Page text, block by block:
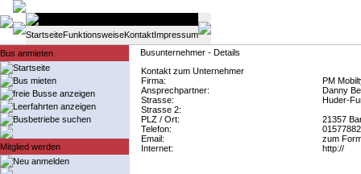
StartseiteFunktionsweiseKontaktImpressum
Bus anmieten
Startseite
Bus mieten
freie Busse anzeigen
Leerfahrten anzeigen
Busbetriebe suchen
Mitglied werden
Neu anmelden
Busunternehmer - Details
Kontakt zum Unternehmer
Firma:
PM
Ansprechpartner:
Danny
Strasse:
Huder-
Strasse 2:
PLZ / Ort:
21357
Telefon:
Email:
zum
Internet:
http://